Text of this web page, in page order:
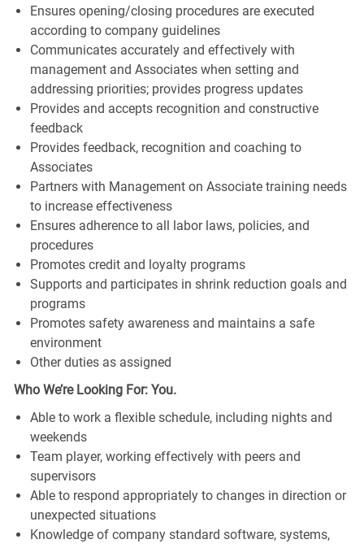
Ensures opening/closing procedures are executed
according to company guidelines
Communicates accurately and effectively with
management and Associates when setting and
addressing priorities; provides progress updates
Provides and accepts recognition and constructive
feedback
Provides feedback, recognition and coaching to
Associates
Partners with Management on Associate training needs
to increase effectiveness
Ensures adherence to all labor laws, policies, and
procedures
Promotes credit and loyalty programs
Supports and participates in shrink reduction goals and
programs
Promotes safety awareness and maintains a safe
environment
Other duties as assigned
Who We’re Looking For: You.
Able to work a flexible schedule, including nights and
weekends
Team player, working effectively with peers and
supervisors
Able to respond appropriately to changes in direction or
unexpected situations
Knowledge of company standard software, systems,